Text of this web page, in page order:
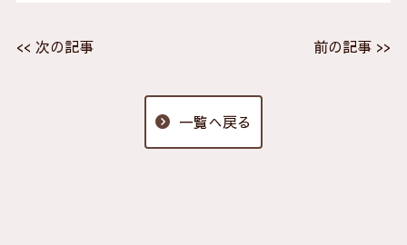
<< 次の記事 前の記事 >>
一覧へ戻る